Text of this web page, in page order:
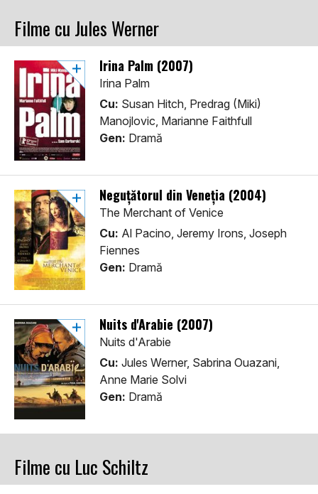
Filme cu Jules Werner
Irina Palm (2007)
Irina Palm
Cu: Susan Hitch, Predrag (Miki)
Manojlovic, Marianne Faithfull
Gen: Dramă
Neguțătorul din Veneția (2004)
The Merchant of Venice
Cu: Al Pacino, Jeremy Irons, Joseph
Fiennes
Gen: Dramă
Nuits d'Arabie (2007)
Nuits d'Arabie
Cu: Jules Werner, Sabrina Ouazani,
Anne Marie Solvi
Gen: Dramă
Filme cu Luc Schiltz